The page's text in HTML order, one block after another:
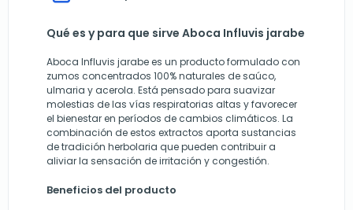
Qué es y para que sirve Aboca Influvis jarabe
Aboca Influvis jarabe es un producto formulado con
zumos concentrados 100% naturales de saúco,
ulmaria y acerola. Está pensado para suavizar
molestias de las vías respiratorias altas y favorecer
el bienestar en períodos de cambios climáticos. La
combinación de estos extractos aporta sustancias
de tradición herbolaria que pueden contribuir a
aliviar la sensación de irritación y congestión.
Beneficios del producto